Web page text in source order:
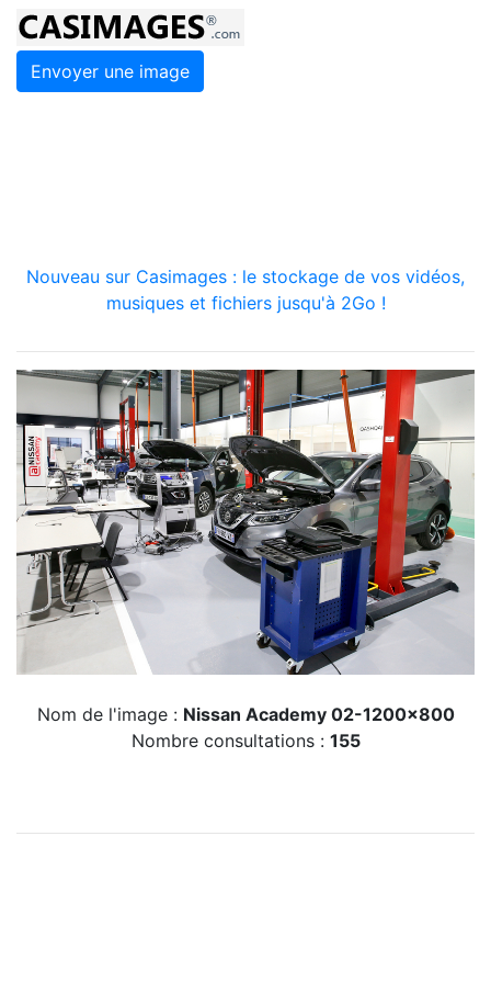
Envoyer une image
Nouveau sur Casimages : le stockage de vos vidéos,
musiques et fichiers jusqu'à 2Go !
Nom de l'image : Nissan Academy 02-1200x800
Nombre consultations : 155